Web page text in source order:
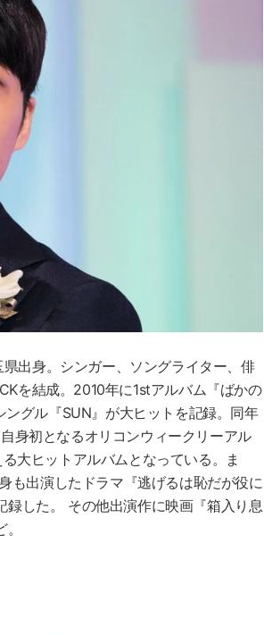
出身。シンガー、ソングライター、俳
を結成。2010年に1stアルバム『ばかの
グル『SUN』が大ヒットを記録。同年
身初となるオリコンウィークリーアル
大ヒットアルバムとなっている。ま
も出演したドラマ『逃げるは恥だが役に
した。 その他出演作に映画『箱入り息